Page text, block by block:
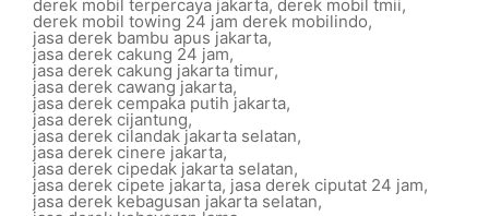
derek mobil terpercaya jakarta, derek mobil tmii,
derek mobil towing 24 jam derek mobilindo,
jasa derek bambu apus jakarta,
jasa derek cakung 24 jam,
jasa derek cakung jakarta timur,
jasa derek cawang jakarta,
jasa derek cempaka putih jakarta,
jasa derek cijantung,
jasa derek cilandak jakarta selatan,
jasa derek cinere jakarta,
jasa derek cipedak jakarta selatan,
jasa derek cipete jakarta, jasa derek ciputat 24 jam,
jasa derek kebagusan jakarta selatan,